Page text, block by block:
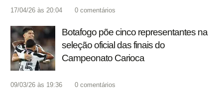
17/04/26 às 20:04 0 comentários
Botafogo põe cinco representantes na
seleção oficial das finais do
Campeonato Carioca
09/03/26 às 19:36 0 comentários